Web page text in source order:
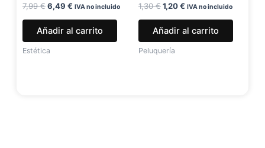
7,99€6,49 € IVA no incluido
Añadir al carrito
Estética
1,30€1,20€ IVA no incluido
Añadir al carrito
Peluquería